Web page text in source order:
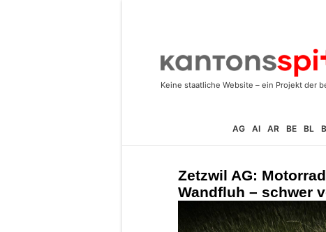
AG AI AR BE BL
Zetzwil AG:
Wandfluh – schwer